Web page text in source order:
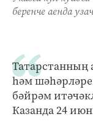
беренче аенда
Татарстанның
һәм
бәйрәм
Казанда 24